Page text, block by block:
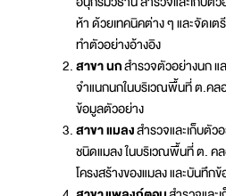
ห้า ด้วยเทคนิคต่าง ๆ และจัดเ
ทำตัวอย่างอ้างอิง
สาขา นกสำรวจตัวอย่างนก แ
จำแนกนกในบริเวณพื้นที่ ต.คล
ข้อมูลตัวอย่าง
สาขา แมลงสำรวจและเก็บตัว
ชนิดแมลง ในบริเวณพื้นที่ ต. ค
โครงสร้างของแมลง และบันทึก